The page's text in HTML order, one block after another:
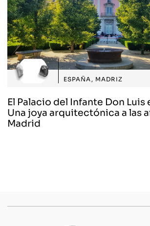
ESPAÑA , MADRIZ
El Palacio del Infante Don Luis
Una joya arquitectónica a las
Madrid